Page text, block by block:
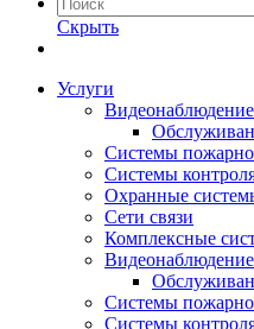
Скрыть
Услуги
Видеонаблюдение
Системы
Системы
Охранные
Сети связи
Комплексные
Видеонаблюдение
Системы
Системы